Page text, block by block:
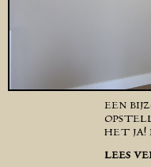
EEN
HET
LEES